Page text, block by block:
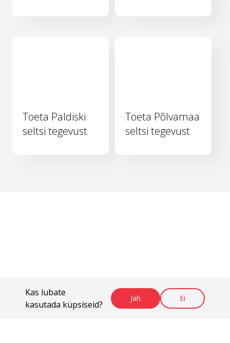
Kas lubate
kasutada küpsiseid?
Jah Ei
Toeta Paldiski
seltsi tegevust
Toeta Põlvamaa
seltsi tegevust